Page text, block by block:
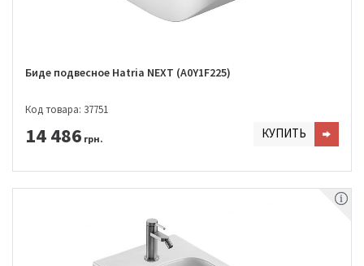
Биде подвесное Hatria NEXT (A0Y1F225)
Код товара: 37751
14 486 грн. КУПИТЬ